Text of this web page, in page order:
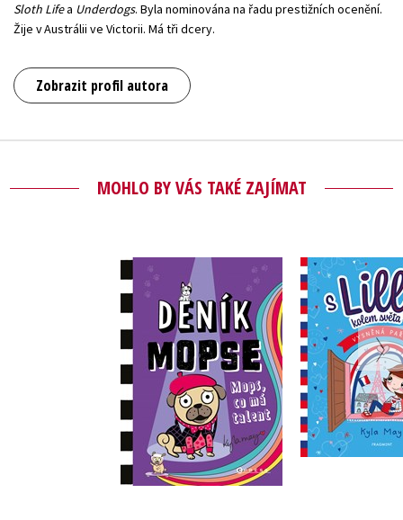
Sloth Lifea Underdogs. Byla nominována na řadu prestižních ocenění.
Žije v Austrálii ve Victorii. Má tři dcery.
Zobrazit profil autora
MOHLO BY VÁS TAKÉ ZAJÍMAT
Deník mopse: Mops,
co má talent
Kyla May
Do košíku
249 Kč
199 Kč
S Lilly
Kyla
Do